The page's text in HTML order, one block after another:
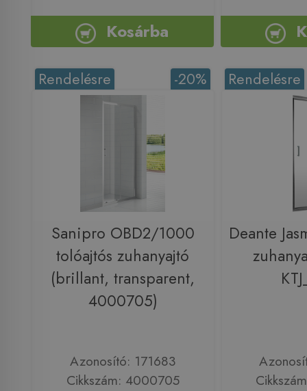
Kosárba
-20%
Rendelésre
Sanipro OBD2/1000
tolóajtós zuhanyajtó
(brillant, transparent,
4000705)
Azonosító: 171683
Cikkszám: 4000705
Rendelésre
Deante